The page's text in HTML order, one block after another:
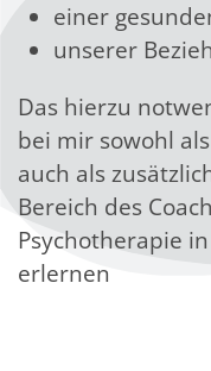
einer
unserer
Das hierzu
bei mir sowohl
auch als
Bereich des
Psychotherapie
erlernen